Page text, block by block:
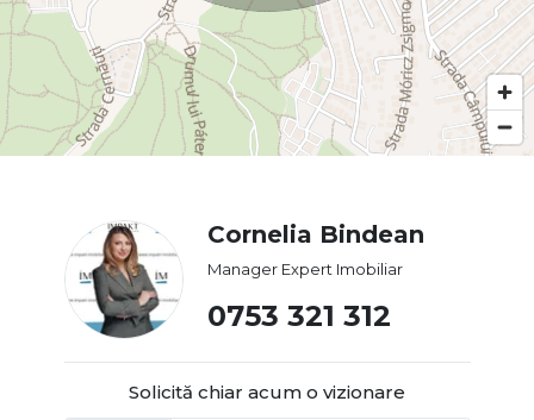
Cornelia Bindean
Manager Expert Imobiliar
0753 321 312
Solicită chiar acum o vizionare